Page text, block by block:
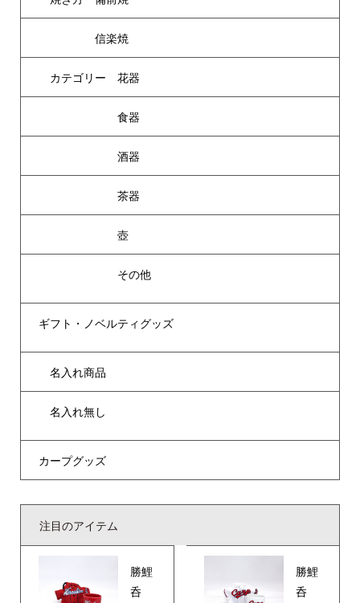
信楽焼
カテゴリー 花器
食器
酒器
茶器
壺
その他
ギフト・ノベルティグッズ
名入れ商品
名入れ無し
カープグッズ
注目のアイテム
勝鯉
呑
勝鯉
呑